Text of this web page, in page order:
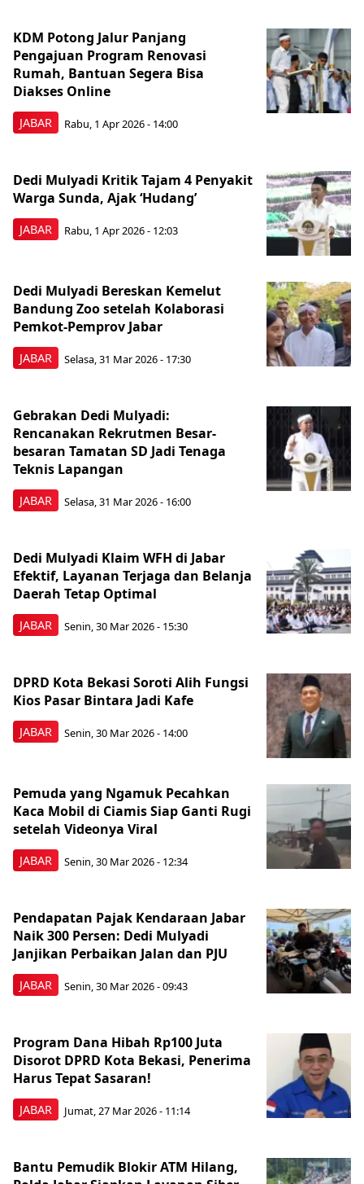
JABAR
KDM Potong Jalur Panjang
Pengajuan Program Renovasi
Rumah, Bantuan Segera Bisa
Diakses Online
Rabu, 1 Apr 2026 - 14:00
JABAR
Dedi Mulyadi Kritik Tajam 4 Penyakit
Warga Sunda, Ajak ‘Hudang’
Rabu, 1 Apr 2026 - 12:03
JABAR
Dedi Mulyadi Bereskan Kemelut
Bandung Zoo setelah Kolaborasi
Pemkot-Pemprov Jabar
Selasa, 31 Mar 2026 - 17:30
JABAR
Gebrakan Dedi Mulyadi:
Rencanakan Rekrutmen Besar-
besaran Tamatan SD Jadi Tenaga
Teknis Lapangan
Selasa, 31 Mar 2026 - 16:00
JABAR
Dedi Mulyadi Klaim WFH di Jabar
Efektif, Layanan Terjaga dan Belanja
Daerah Tetap Optimal
Senin, 30 Mar 2026 - 15:30
JABAR
DPRD Kota Bekasi Soroti Alih Fungsi
Kios Pasar Bintara Jadi Kafe
Senin, 30 Mar 2026 - 14:00
JABAR
Pemuda yang Ngamuk Pecahkan
Kaca Mobil di Ciamis Siap Ganti Rugi
setelah Videonya Viral
Senin, 30 Mar 2026 - 12:34
JABAR
Pendapatan Pajak Kendaraan Jabar
Naik 300 Persen: Dedi Mulyadi
Janjikan Perbaikan Jalan dan PJU
Senin, 30 Mar 2026 - 09:43
JABAR
Program Dana Hibah Rp100 Juta
Disorot DPRD Kota Bekasi, Penerima
Harus Tepat Sasaran!
Jumat, 27 Mar 2026 - 11:14
Bantu Pemudik Blokir ATM Hilang,